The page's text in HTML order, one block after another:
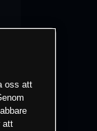
oss att
att